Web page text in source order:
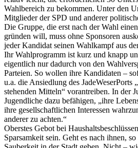
Wahlbereich zu bekommen. Unter den
Mitglieder der SPD und anderer
Die Gruppe, die erst nach der Wahl
gründen will, muss ohne Sponsoren
jeder Kandidat seinen Wahlkampf aus
Ihr Wahlprogramm ist kurz und knapp
eigentlich nur dadurch von den
Parteien. So wollen ihre Kandidaten –
u.a. die Ansiedlung des JadeWeserPorts
stehenden Mitteln“ vorantreiben. In der
Jugendliche dazu befähigen, „ihre
ihre gesellschaftlichen Interessen
anderer zu achten.“
Oberstes Gebot bei
Sparsamkeit sein. Geht es nach ihnen,